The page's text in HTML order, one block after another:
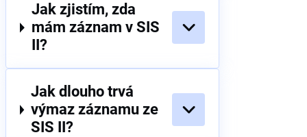
Jak zjistím, zda
mám záznam v SIS
II?
Jak dlouho trvá
výmaz záznamu ze
SIS II?